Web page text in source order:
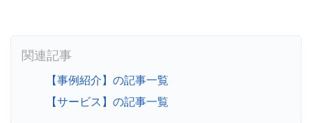
【事例紹介】の記事一覧
【サービス】の記事一覧